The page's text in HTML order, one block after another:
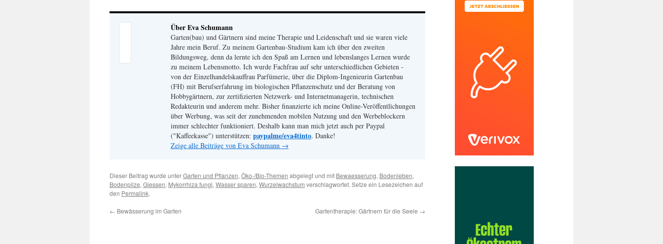
Über Eva Schumann
Garten(bau) und Gärtnern sind meine Therapie und Leidenschaft und sie waren viele
Jahre mein Beruf. Zu meinem Gartenbau-Studium kam ich über den zweiten
Bildungsweg, denn da lernte ich den Spaß am Lernen und lebenslanges Lernen wurde
zu meinem Lebensmotto. Ich wurde Fachfrau auf sehr unterschiedlichen Gebieten -
von der Einzelhandelskauffrau Parfümerie, über die Diplom-Ingenieurin Gartenbau
(FH) mit Berufserfahrung im biologischen Pflanzenschutz und der Beratung von
Hobbygärtnern, zur zertifizierten Netzwerk- und Internetmanagerin, technischen
Redakteurin und anderem mehr. Bisher finanzierte ich meine Online-Veröffentlichungen
über Werbung, was seit der zunehmenden mobilen Nutzung und den Werbeblockern
immer schlechter funktioniert. Deshalb kann man mich jetzt auch per Paypal
("Kaffeekasse") unterstützen: paypalme/eva4tinto. Danke!
Zeige alle Beiträge von Eva Schumann →
Dieser Beitrag wurde unterGarten und Pflanzen, Öko-/Bio-Themen abgelegt und mit Bewaesserung, Bodenleben,
Bodenpilze, Giessen, Mykorrhiza fungi, Wasser sparen, Wurzelwachstum verschlagwortet. Setze ein Lesezeichen auf
den Permalink.
← Bewässerung im Garten Gartentherapie: Gärtnern für die Seele →